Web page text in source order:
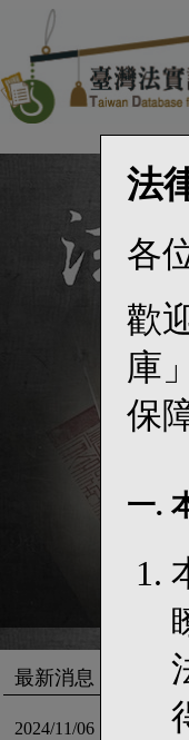
最新消息
2024/11/06 【公告】
法
各
歡
庫
保
一.